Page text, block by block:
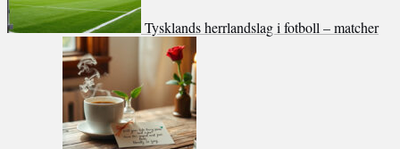
Tysklands herrlandslag i fotboll – matcher